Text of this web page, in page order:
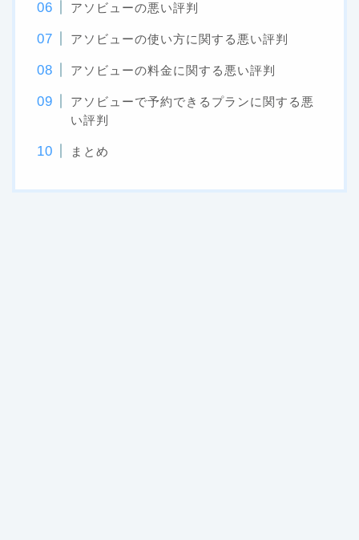
アソビューの悪い評判
アソビューの使い方に関する悪い評判
アソビューの料金に関する悪い評判
アソビューで予約できるプランに関する悪
い評判
まとめ